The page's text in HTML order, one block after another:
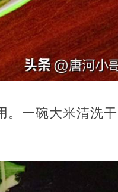
。一碗大米清洗干